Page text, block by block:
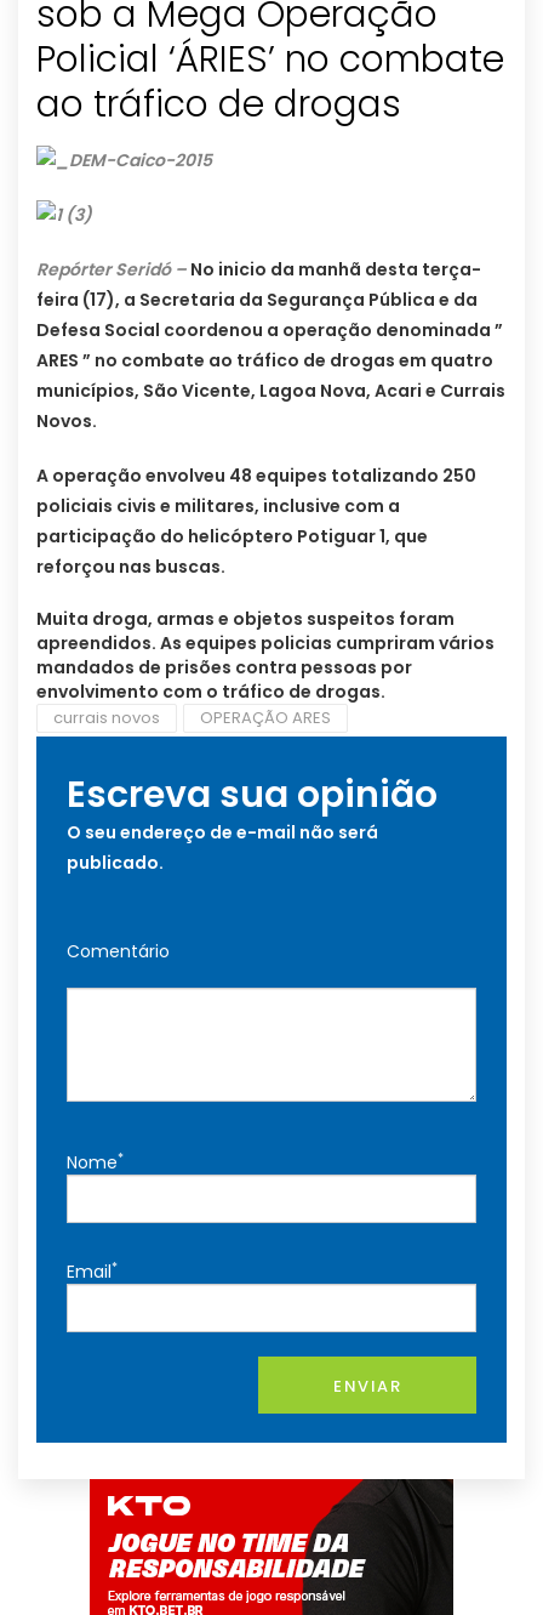
sob a Mega Operação
Policial ‘ÁRIES’ no combate
ao tráfico de drogas
Repórter Seridó – No inicio da manhã desta terça-
feira (17), a Secretaria da Segurança Pública e da
Defesa Social coordenou a operação denominada ”
ARES ” no combate ao tráfico de drogas em quatro
municípios, São Vicente, Lagoa Nova, Acari e Currais
Novos.
A operação envolveu 48 equipes totalizando 250
policiais civis e militares, inclusive com a
participação do helicóptero Potiguar 1, que
reforçou nas buscas.
Muita droga, armas e objetos suspeitos foram
apreendidos. As equipes policias cumpriram vários
mandados de prisões contra pessoas por
envolvimento com o tráfico de drogas.
currais novos OPERAÇÃO ARES
Escreva sua opinião
O seu endereço de e-mail não será
publicado.
Comentário
Nome*
Email*
ENVIAR